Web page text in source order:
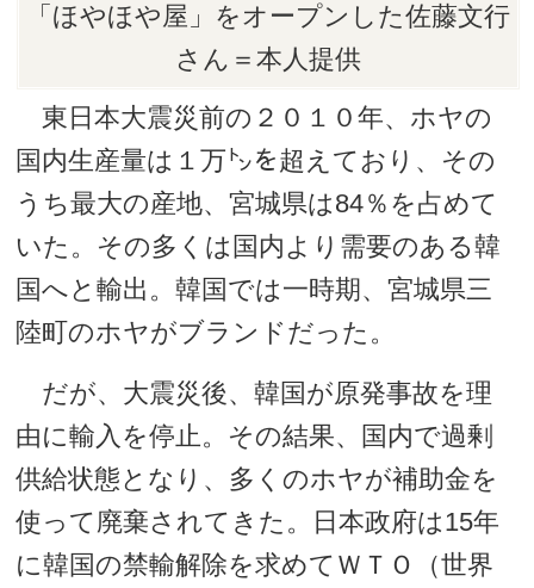
「ほやほや屋」をオープンした佐藤文行
さん＝本人提供
東日本大震災前の２０１０年、ホヤの
国内生産量は１万㌧を超えており、その
うち最大の産地、宮城県は84％を占めて
いた。その多くは国内より需要のある韓
国へと輸出。韓国では一時期、宮城県三
陸町のホヤがブランドだった。
だが、大震災後、韓国が原発事故を理
由に輸入を停止。その結果、国内で過剰
供給状態となり、多くのホヤが補助金を
使って廃棄されてきた。日本政府は15年
に韓国の禁輸解除を求めてＷＴＯ（世界